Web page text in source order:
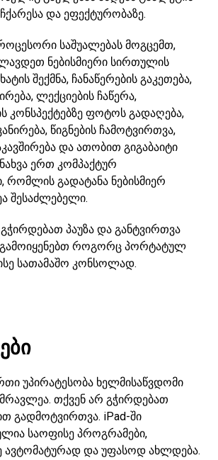
და ეფექტურობაზე.
საშუალებას მოგცემთ,
ნებისმიერი სირთულის
შექმნა, ჩანაწერების გაკეთება,
ლექციების ჩაწერა,
კონსპექტებზე ფოტოს გადაღება,
წიგნების ჩამოტვირთვა,
და ათობით გიგაბაიტი
ერთ კომპაქტურ
რომლის გადატანა ნებისმიერ
შესაძლებელი.
პაუზა და განტვირთვა
როგორც პორტატულ
სათამაშო კონსოლად.
უპირატესობა ხელმისაწვდომი
თქვენ არ გჭირდებათ
გადმოტვირთვა. iPad-ში
საოფისე პროგრამები,
ავტომატურად და უფასოდ ახლდება.